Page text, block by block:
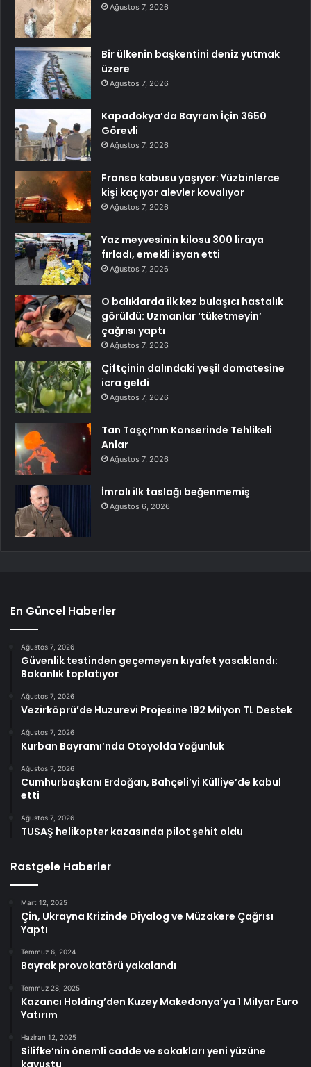
Ağustos 7, 2026
Bir ülkenin başkentini deniz yutmak
üzere
Ağustos 7, 2026
Kapadokya’da Bayram İçin 3650
Görevli
Ağustos 7, 2026
Fransa kabusu yaşıyor: Yüzbinlerce
kişi kaçıyor alevler kovalıyor
Ağustos 7, 2026
Yaz meyvesinin kilosu 300 liraya
fırladı, emekli isyan etti
Ağustos 7, 2026
O balıklarda ilk kez bulaşıcı hastalık
görüldü: Uzmanlar ‘tüketmeyin’
çağrısı yaptı
Ağustos 7, 2026
Çiftçinin dalındaki yeşil domatesine
icra geldi
Ağustos 7, 2026
Tan Taşçı’nın Konserinde Tehlikeli
Anlar
Ağustos 7, 2026
İmralı ilk taslağı beğenmemiş
Ağustos 6, 2026
En Güncel Haberler
Ağustos 7, 2026
Güvenlik testinden geçemeyen kıyafet yasaklandı:
Bakanlık toplatıyor
Ağustos 7, 2026
Vezirköprü’de Huzurevi Projesine 192 Milyon TL Destek
Ağustos 7, 2026
Kurban Bayramı’nda Otoyolda Yoğunluk
Ağustos 7, 2026
Cumhurbaşkanı Erdoğan, Bahçeli’yi Külliye’de kabul
etti
Ağustos 7, 2026
TUSAŞ helikopter kazasında pilot şehit oldu
Rastgele Haberler
Mart 12, 2025
Çin, Ukrayna Krizinde Diyalog ve Müzakere Çağrısı
Yaptı
Temmuz 6, 2024
Bayrak provokatörü yakalandı
Temmuz 28, 2025
Kazancı Holding’den Kuzey Makedonya’ya 1 Milyar Euro
Yatırım
Haziran 12, 2025
Silifke’nin önemli cadde ve sokakları yeni yüzüne
kavuştu